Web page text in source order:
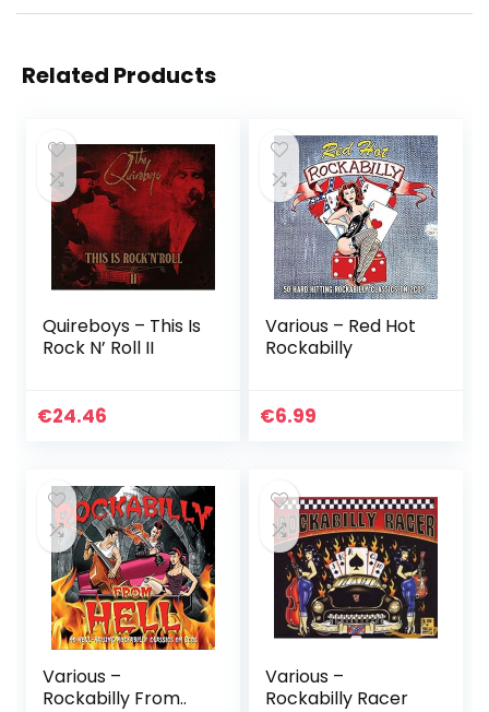
Related Products
Quireboys – This Is
Rock N’ Roll II
€24.46
Various – Red Hot
Rockabilly
€6.99
Various –
Rockabilly From..
Various –
Rockabilly Racer